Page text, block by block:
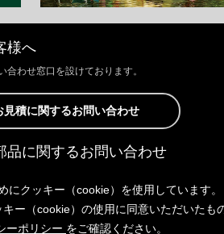
様へ
わせ窓口を設けております。
積に関するお問い合わせ
品に関するお問い合わせ
ております。
にクッキー（cookie）を使用しています。
ー（cookie）の使用に同意いただいたも
ーポリシー をご確認ください。